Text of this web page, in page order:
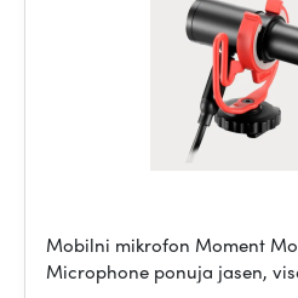
Mobilni mikrofon Moment
Microphone ponuja jasen,